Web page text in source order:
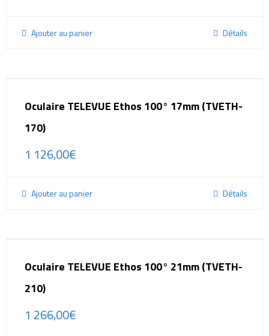
Ajouter au panier Détails
Oculaire TELEVUE Ethos 100° 17mm (TVETH-
170)
1 126,00€
Ajouter au panier Détails
Oculaire TELEVUE Ethos 100° 21mm (TVETH-
210)
1 266,00€